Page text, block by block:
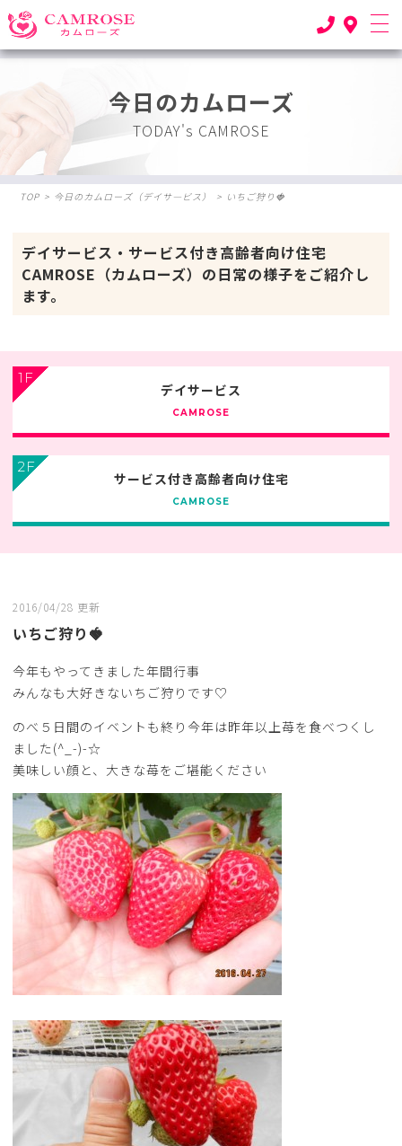
今日のカムローズ
TODAY's CAMROSE
TOP > 今日のカムローズ（デイサ―ビス） > いちご狩り🍓
デイサービス・サービス付き高齢者向け住宅
CAMROSE（カムローズ）の日常の様子をご紹介し
ます。
1F
デイサービス
CAMROSE
2F
サービス付き高齢者向け住宅
CAMROSE
2016/04/28 更新
いちご狩り🍓
今年もやってきました年間行事
みんなも大好きないちご狩りです♡
のべ５日間のイベントも終り今年は昨年以上苺を食べつくし
ました(^_-)-☆
美味しい顔と、大きな苺をご堪能ください